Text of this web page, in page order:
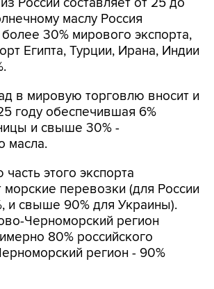
маслу Россия
30% мирового экспорта,
Египта, Турции, Ирана, Индии
в мировую торговлю вносит и
году обеспечившая 6%
и свыше 30% -
масла.
этого экспорта
перевозки (для России
и свыше 90% для Украины).
Черноморский регион
80% российского
регион - 90%